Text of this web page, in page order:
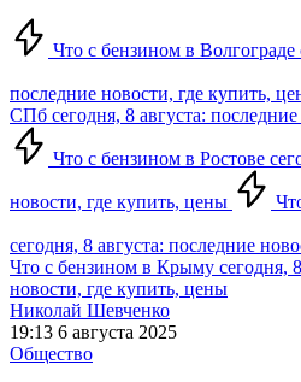
Что с бензином в Волгограде
последние новости, где купить,
СПб сегодня, 8 августа:
Что с бензином в Ростове
новости, где купить, цены
сегодня, 8 августа: последние
Что с бензином в Крыму сегодня,
новости, где купить, цены
Николай Шевченко
19:13 6 августа 2025
Общество